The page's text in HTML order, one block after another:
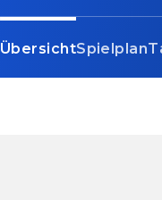
ÜbersichtSpielplan